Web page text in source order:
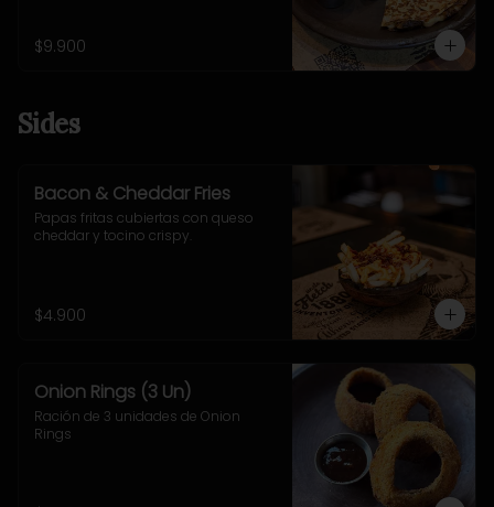
$9.900
Sides
Bacon & Cheddar Fries
Papas fritas cubiertas con queso
cheddar y tocino crispy.
$4.900
Onion Rings (3 Un)
Ración de 3 unidades de Onion
Rings